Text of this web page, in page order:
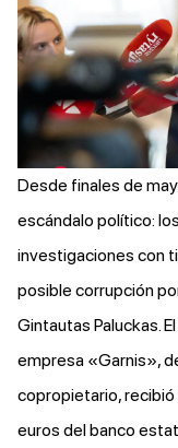
Desde finales de
escándalo político:
investigaciones con
posible corrupción
Gintautas Paluckas.
empresa «Garnis»,
copropietario,
euros del banco